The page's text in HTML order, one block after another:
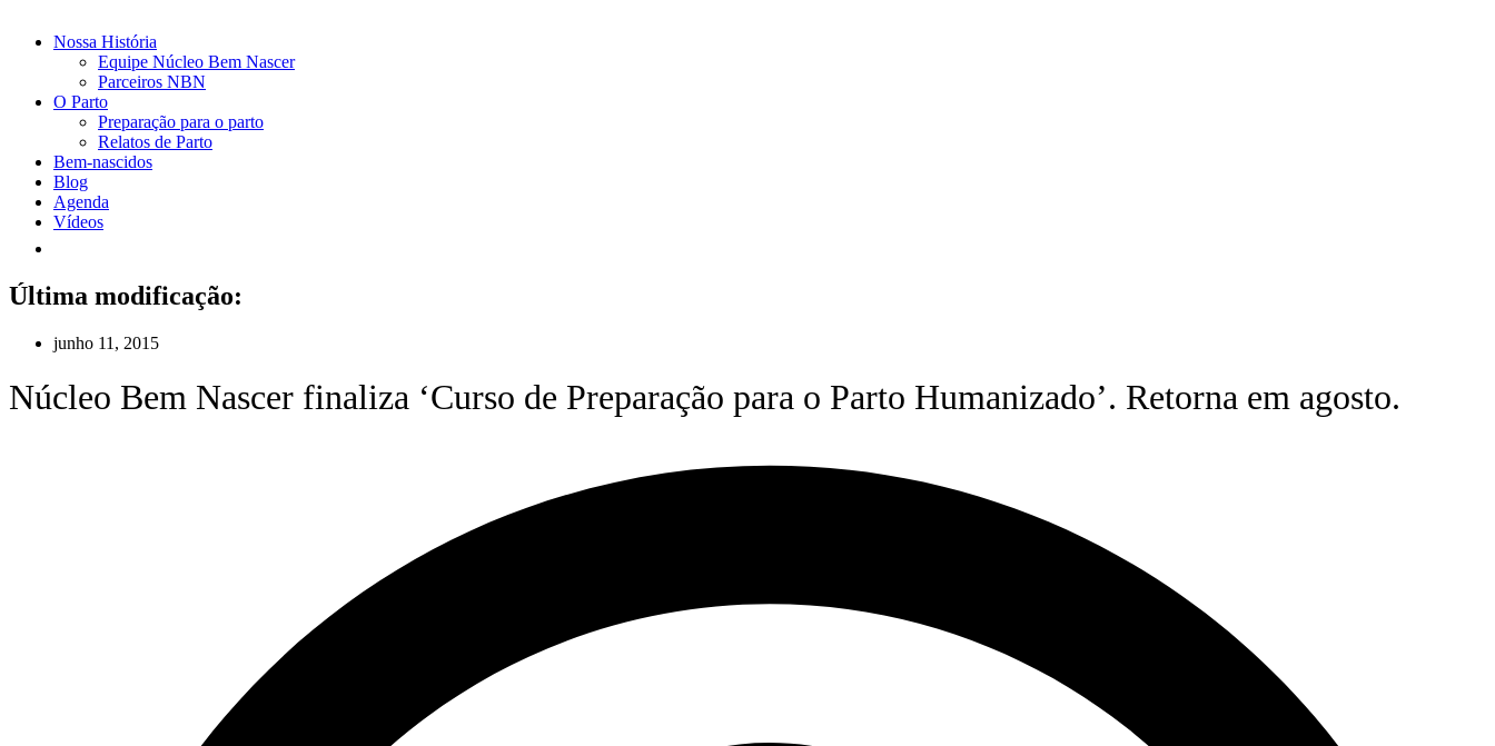
Nossa História
Equipe Núcleo Bem Nascer
Parceiros NBN
O Parto
Preparação para o parto
Relatos de Parto
Bem-nascidos
Blog
Agenda
Vídeos
Última modificação:
junho 11, 2015
Núcleo Bem Nascer finaliza ‘Curso de Preparação para o Parto Humanizado’. Retorna em agosto.